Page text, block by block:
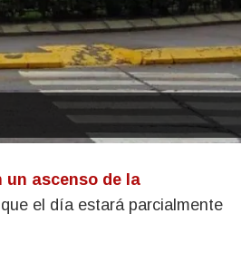
ascenso de la
el día estará parcialmente